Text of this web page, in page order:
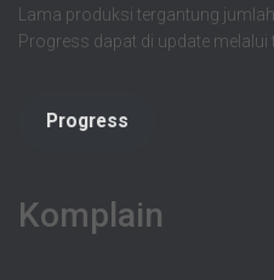
Lama produksi tergantung
Progress dapat di update melalui
Progress
Komplain